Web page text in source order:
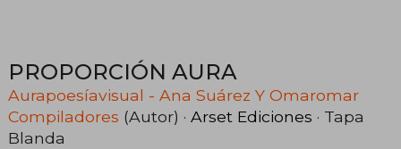
PROPORCIÓN AURA
Aurapoesíavisual - Ana Suárez Y Omaromar
Compiladores (Autor) · Arset Ediciones · Tapa
Blanda